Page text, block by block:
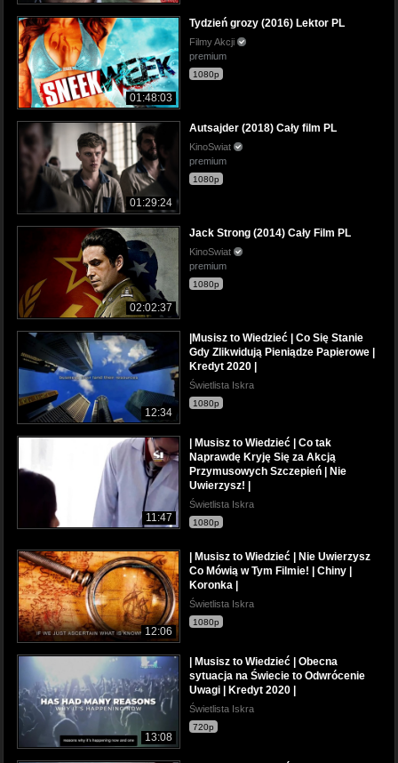
01:48:03
Tydzień grozy (2016) Lektor PL
Filmy Akcji
premium
1080p
01:29:24
Autsajder (2018) Cały film PL
KinoSwiat
premium
1080p
02:02:37
Jack Strong (2014) Cały Film PL
KinoSwiat
premium
1080p
12:34
|Musisz to Wiedzieć | Co Się Stanie
Gdy Zlikwidują Pieniądze Papierowe |
Kredyt 2020 |
Świetlista Iskra
1080p
11:47
| Musisz to Wiedzieć | Co tak
Naprawdę Kryję Się za Akcją
Przymusowych Szczepień | Nie
Uwierzysz! |
Świetlista Iskra
1080p
12:06
| Musisz to Wiedzieć | Nie Uwierzysz
Co Mówią w Tym Filmie! | Chiny |
Koronka |
Świetlista Iskra
1080p
13:08
| Musisz to Wiedzieć | Obecna
sytuacja na Świecie to Odwrócenie
Uwagi | Kredyt 2020 |
Świetlista Iskra
720p